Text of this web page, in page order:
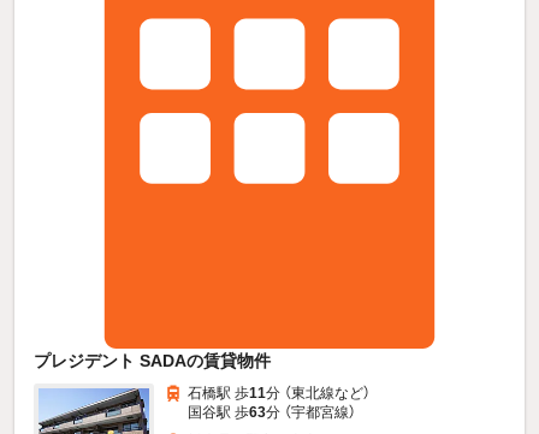
プレジデント SADAの賃貸物件
石橋駅 歩11分 （東北線など）
国谷駅 歩63分 （宇都宮線）